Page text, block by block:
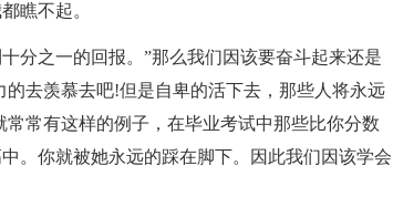
瞧不起。
分之一的回报。”那么我们因该要奋斗起来还是
去羡慕去吧!但是自卑的活下去，那些人将永远
常有这样的例子，在毕业考试中那些比你分数
。你就被她永远的踩在脚下。因此我们因该学会